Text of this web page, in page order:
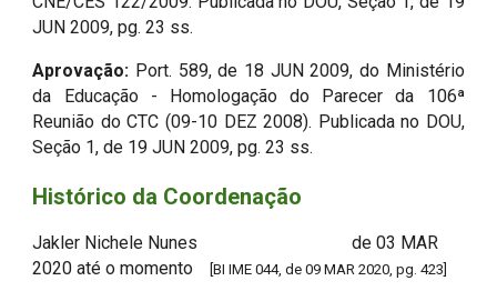
JUN 2009, pg. 23 ss.
Aprovação: Port. 589, de 18 JUN 2009, do Ministério
da Educação - Homologação do Parecer da 106ª
Reunião do CTC (09-10 DEZ 2008). Publicada no DOU,
Seção 1, de 19 JUN 2009, pg. 23 ss.
Histórico da Coordenação
Jakler Nichele Nunes
de 03 MAR
2020 até o momento
[BI IME 044, de 09 MAR 2020, pg. 423]